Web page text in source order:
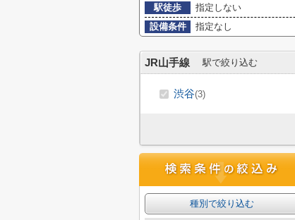
駅徒歩
指定しない
設備条件
指定なし
JR山手線 駅で絞り込む
渋谷(3)
種別で絞り込む